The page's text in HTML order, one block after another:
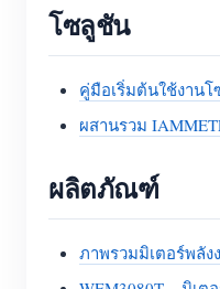
โซลูชัน
คู่มือเริ่มต้นใช้งาน
ผสานรวม
ผลิตภัณฑ์
ภาพรวมมิเตอร์พลัง